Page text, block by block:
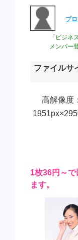
プ
「ビジネ
メンバー
ファイルサ
高解像度：
1枚36円～
ます。